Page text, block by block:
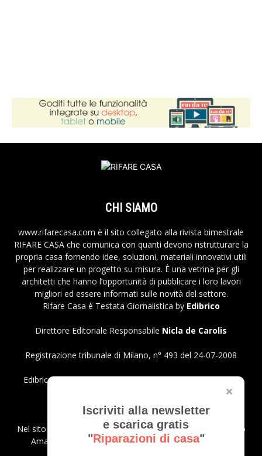
Iscriviti alla newsletter
e scarica gratis
"Riparazioni di casa"
CHI SIAMO
www.rifarecasa.com è il sito collegato alla rivista bimestrale
RIFARE CASA che comunica con quanti devono ristrutturare la
propria casa fornendo idee, soluzioni, materiali innovativi utili
per realizzare un progetto su misura. È una vetrina per gli
architetti che hanno l’opportunità di pubblicare i loro lavori
migliori ed essere informati sulle novità del settore.
Rifare Casa è Testata Giornalistica by Edibrico
Direttore Editoriale Responsabile Nicla de Carolis
Registrazione tribunale di Milano, n° 493 del 24-07-2008
Edibrico srl - Viale Emilio Caldara, 44 - 20122 Milano P.iva
Privacy Policy
Nel sito sono presenti prodotti Amazon; in qualità di Affiliato
Amazon riceviamo un guadagno dagli acquisti idonei.